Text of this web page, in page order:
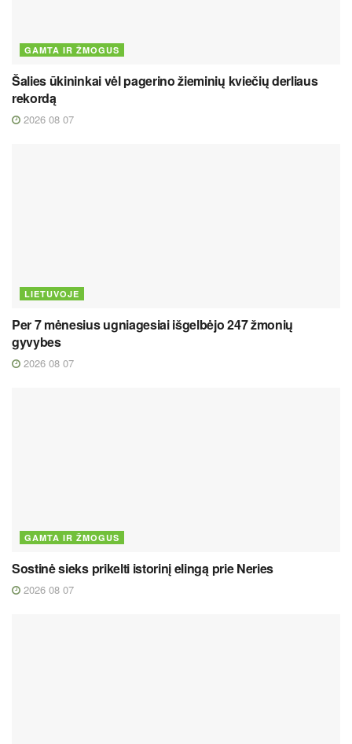
GAMTA IR ŽMOGUS
Šalies ūkininkai vėl pagerino žieminių kviečių derliaus
rekordą
2026 08 07
LIETUVOJE
Per 7 mėnesius ugniagesiai išgelbėjo 247 žmonių
gyvybes
2026 08 07
GAMTA IR ŽMOGUS
Sostinė sieks prikelti istorinį elingą prie Neries
2026 08 07